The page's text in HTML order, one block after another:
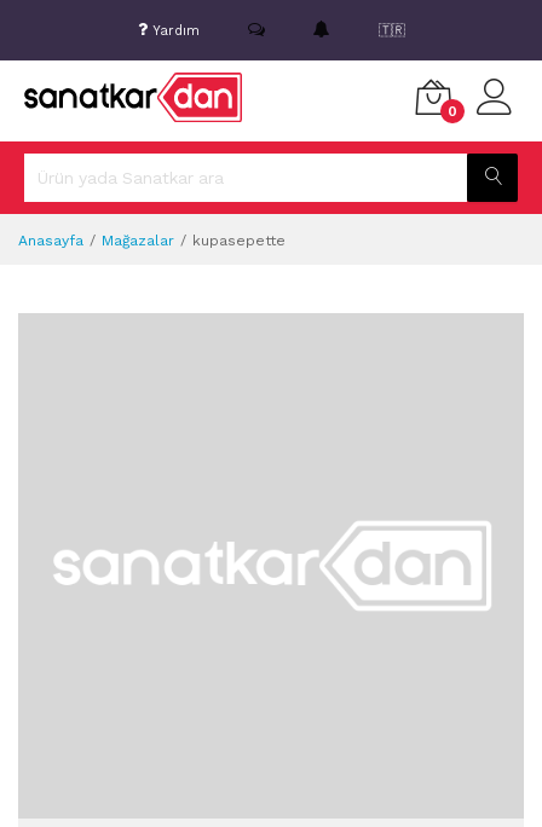
Yardım 🇹🇷
0
Anasayfa Mağazalar kupasepette